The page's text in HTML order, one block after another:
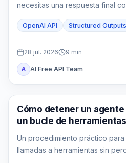
necesitas una respuesta final
ambos cuando el resultado de
OpenAI API Structured Outputs
28 jul. 2026 9 min
A AI Free API Team
AI API
Cómo detener un
un bucle de herramientas
Un procedimiento práctico
llamadas a herramientas sin